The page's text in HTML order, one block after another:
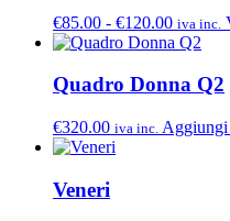
€85.00 - €120.00Fascia
di
da
€85.00
a
€120.00
iva inc.
Quadro Donna Q2
€320.00 iva inc.
Veneri